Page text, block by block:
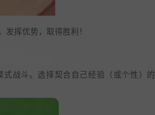
挥优势，取得胜利！
式战斗。选择契合自己经验（或个性）